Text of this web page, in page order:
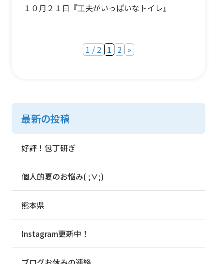
１０月２１日『工夫がいっぱいなトイレ』
1 / 2 1 2 »
最新の投稿
好評！包丁研ぎ
個人的夏のお悩み( ;∀;)
熊本県
Instagram更新中！